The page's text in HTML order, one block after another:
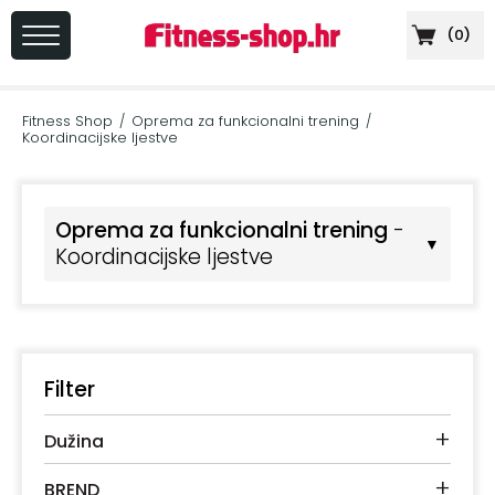
(0)
REGISTRACIJA
Sportska
Sprave
vježbanje
Fitness Shop / Oprema za funkcionalni trening /
Koordinacijske ljestve
Oprema za funkcionalni trening -
Koordinacijske ljestve
▼
Filter
+
Dužina